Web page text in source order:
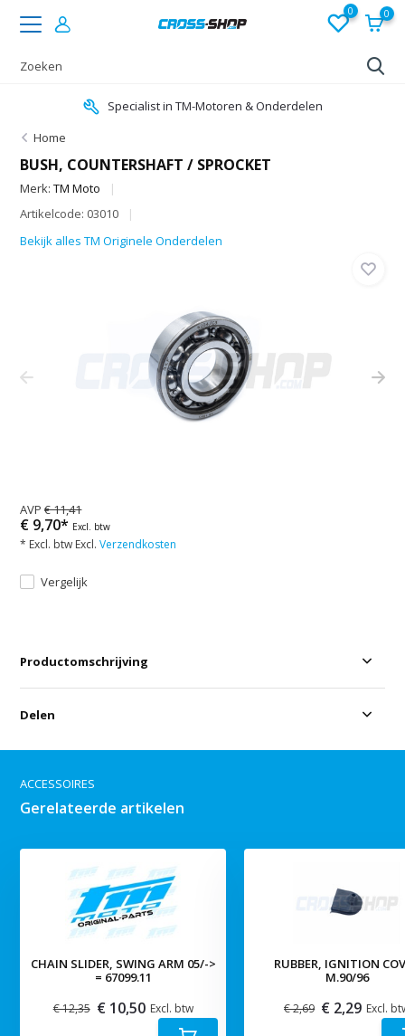
0 0
Specialist in TM-Motoren & Onderdelen
Home
BUSH, COUNTERSHAFT / SPROCKET
Merk:TM Moto
Artikelcode: 03010
Bekijk alles TM Originele Onderdelen
AVP€ 11,41
€ 9,70* Excl. btw
* Excl. btw Excl.Verzendkosten
Vergelijk
Productomschrijving
Delen
ACCESSOIRES
Gerelateerde artikelen
CHAIN SLIDER, SWING ARM 05/->
= 67099.11
€ 12,35 € 10,50 Excl. btw
RUBBER, IGNITION
M.90/96
€ 2,69 € 2,29 Excl.